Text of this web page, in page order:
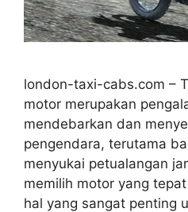
london-taxi-cabs.com –
motor merupakan
mendebarkan dan
pengendara, terutama
menyukai petualangan
memilih motor yang
hal yang sangat penting